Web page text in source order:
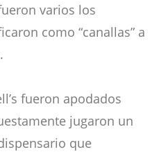
varios los
como “canallas” a
fueron apodados
jugaron un
que